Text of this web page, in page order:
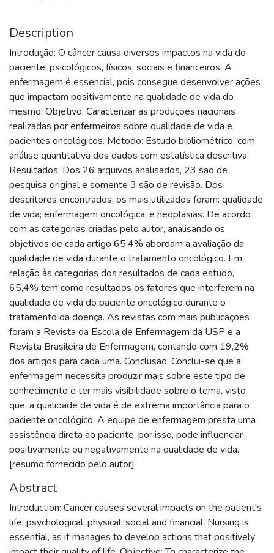
Description
Introdução: O câncer causa diversos impactos na vida do
paciente: psicológicos, físicos, sociais e financeiros. A
enfermagem é essencial, pois consegue desenvolver ações
que impactam positivamente na qualidade de vida do
mesmo. Objetivo: Caracterizar as produções nacionais
realizadas por enfermeiros sobre qualidade de vida e
pacientes oncológicos. Método: Estudo bibliométrico, com
análise quantitativa dos dados com estatística descritiva.
Resultados: Dos 26 arquivos analisados, 23 são de
pesquisa original e somente 3 são de revisão. Dos
descritores encontrados, os mais utilizados foram: qualidade
de vida; enfermagem oncológica; e neoplasias. De acordo
com as categorias criadas pelo autor, analisando os
objetivos de cada artigo 65,4% abordam a avaliação da
qualidade de vida durante o tratamento oncológico. Em
relação às categorias dos resultados de cada estudo,
65,4% tem como resultados os fatores que interferem na
qualidade de vida do paciente oncológico durante o
tratamento da doença. As revistas com mais publicações
foram a Revista da Escola de Enfermagem da USP e a
Revista Brasileira de Enfermagem, contando com 19,2%
dos artigos para cada uma. Conclusão: Conclui-se que a
enfermagem necessita produzir mais sobre este tipo de
conhecimento e ter mais visibilidade sobre o tema, visto
que, a qualidade de vida é de extrema importância para o
paciente oncológico. A equipe de enfermagem presta uma
assistência direta ao paciente, por isso, pode influenciar
positivamente ou negativamente na qualidade de vida.
[resumo fornecido pelo autor]
Abstract
Introduction: Cancer causes several impacts on the patient's
life: psychological, physical, social and financial. Nursing is
essential, as it manages to develop actions that positively